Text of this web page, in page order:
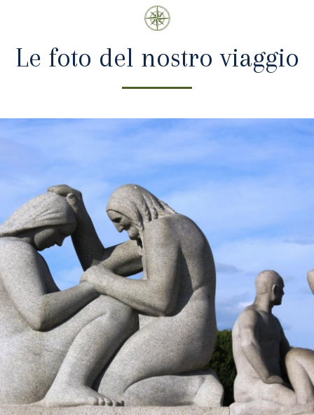
Le foto del nostro viaggio